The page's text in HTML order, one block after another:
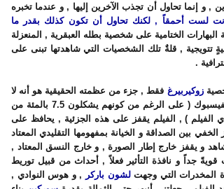
, و إنما تحاول أن تجذب الآخرين إليها , و عندما تخبره
لست أحمقاً , لكنك تحاول أن تكون كذلك بقدر ما
الختامية على شخصية بطله العبقرية , المنعزلة
تتويجية , قلةٌ تلك الشخصيات التي شاهدتها تبنى على
.
زوكيربيرغ فقط , جزء من عظمته الحقيقية هو أنه لا
يهيء نفسه بحيث يصبح هدفاً لعشاق الفيسبوك ( على الرغم من كونهم يشكلون 7.5 بالمئة من
) , الفيلم يقفز على هذه الجزئية , يحافظ على
بين الصداقة و الخيانة بمفهومها التقليدي المعتاد
و يقفز خارج إطار الصورة , و خارج النسق المعتاد ,
قويةً جداً و نافذة التأثير فعلاً , أحداث من قبيل توريط
المخدرات التي وجهتلشون باركر
, و هوس النوادي ,